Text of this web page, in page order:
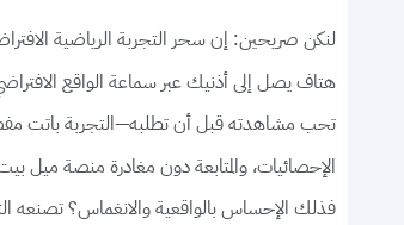
هتاف يصل إلى أذنيك عبر سماعة الواقع
تحب مشاهدته قبل أن تطلبه—التجربة باتت
الإحصائيات، والمتابعة دون مغادرة منصة ميل
فذلك الإحساس بالواقعية والانغماس؟ تصنعه